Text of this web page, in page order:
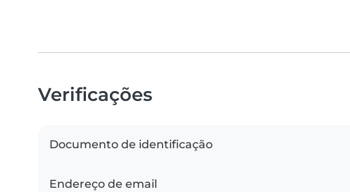
Verificações
Documento de identificação
Endereço de email